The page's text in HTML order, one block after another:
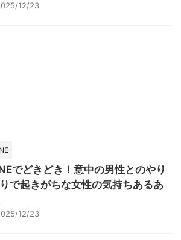
12/23
でどきどき！意中の男性とのやり
で起きがちな女性の気持ちあるあ
12/23